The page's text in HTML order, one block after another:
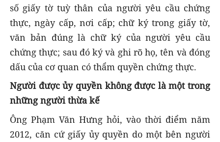
số giấy tờ tuỳ thân của người yêu cầu chứng
thực, ngày cấp, nơi cấp; chữ ký trong giấy tờ,
văn bản đúng là chữ ký của người yêu cầu
chứng thực; sau đó ký và ghi rõ họ, tên và đóng
dấu của cơ quan có thẩm quyền chứng thực.
Người được ủy quyền không được là một trong
những người thừa kế
Ông Phạm Văn Hưng hỏi, vào thời điểm năm
2012, căn cứ giấy ủy quyền do một bên người